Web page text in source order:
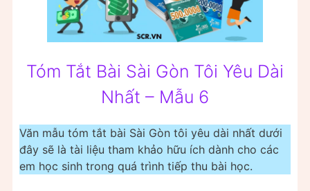
Tóm Tắt Bài Sài Gòn Tôi Yêu Dài
Nhất – Mẫu 6
Văn mẫu tóm tắt bài Sài Gòn tôi yêu dài nhất dưới
đây sẽ là tài liệu tham khảo hữu ích dành cho các
em học sinh trong quá trình tiếp thu bài học.